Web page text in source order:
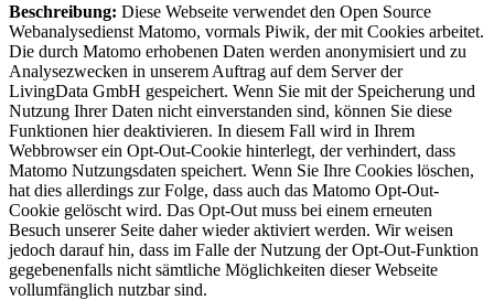
Beschreibung: Diese Webseite verwendet den Open Source
Webanalysedienst Matomo, vormals Piwik, der mit Cookies arbeitet.
Die durch Matomo erhobenen Daten werden anonymisiert und zu
Analysezwecken in unserem Auftrag auf dem Server der
LivingData GmbH gespeichert. Wenn Sie mit der Speicherung und
Nutzung Ihrer Daten nicht einverstanden sind, können Sie diese
Funktionen hier deaktivieren. In diesem Fall wird in Ihrem
Webbrowser ein Opt-Out-Cookie hinterlegt, der verhindert, dass
Matomo Nutzungsdaten speichert. Wenn Sie Ihre Cookies löschen,
hat dies allerdings zur Folge, dass auch das Matomo Opt-Out-
Cookie gelöscht wird. Das Opt-Out muss bei einem erneuten
Besuch unserer Seite daher wieder aktiviert werden. Wir weisen
jedoch darauf hin, dass im Falle der Nutzung der Opt-Out-Funktion
gegebenenfalls nicht sämtliche Möglichkeiten dieser Webseite
vollumfänglich nutzbar sind.